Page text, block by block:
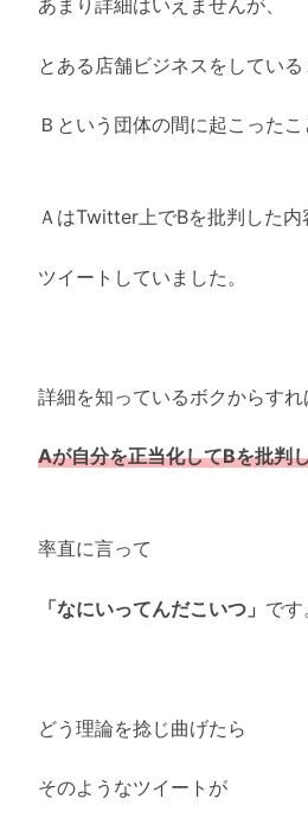
あまり詳細はいえませんが、
とある店舗ビジネスをしている
Ｂという団体の間に起こったこ
ＡはTwitter上でBを批判した内
ツイートしていました。
詳細を知っているボクからすれ
Aが自分を正当化してBを批判
率直に言って
「なにいってんだこいつ」 です
どう理論を捻じ曲げたら
そのようなツイートが